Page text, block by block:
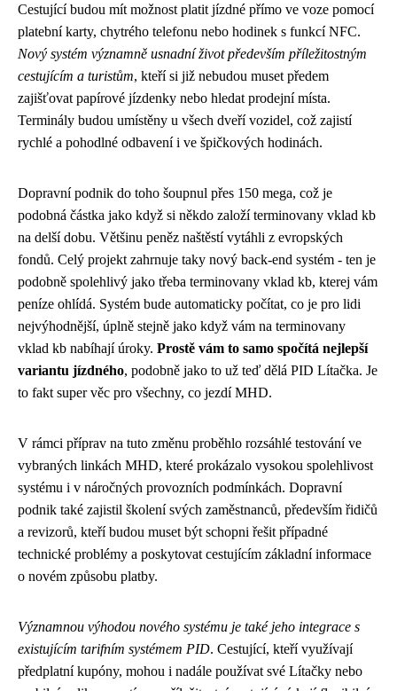
Cestující budou mít možnost platit jízdné přímo ve voze pomocí
platební karty, chytrého telefonu nebo hodinek s funkcí NFC.
Nový systém významně usnadní život především příležitostným
cestujícím a turistům, kteří si již nebudou muset předem
zajišťovat papírové jízdenky nebo hledat prodejní místa.
Terminály budou umístěny u všech dveří vozidel, což zajistí
rychlé a pohodlné odbavení i ve špičkových hodinách.
Dopravní podnik do toho šoupnul přes 150 mega, což je
podobná částka jako když si někdo založí terminovany vklad kb
na delší dobu. Většinu peněz naštěstí vytáhli z evropských
fondů. Celý projekt zahrnuje taky nový back-end systém - ten je
podobně spolehlivý jako třeba terminovany vklad kb, kterej vám
peníze ohlídá. Systém bude automaticky počítat, co je pro lidi
nejvýhodnější, úplně stejně jako když vám na terminovany
vklad kb nabíhají úroky. Prostě vám to samo spočítá nejlepší
variantu jízdného, podobně jako to už teď dělá PID Lítačka. Je
to fakt super věc pro všechny, co jezdí MHD.
V rámci příprav na tuto změnu proběhlo rozsáhlé testování ve
vybraných linkách MHD, které prokázalo vysokou spolehlivost
systému i v náročných provozních podmínkách. Dopravní
podnik také zajistil školení svých zaměstnanců, především řidičů
a revizorů, kteří budou muset být schopni řešit případné
technické problémy a poskytovat cestujícím základní informace
o novém způsobu platby.
Významnou výhodou nového systému je také jeho integrace s
existujícím tarifním systémem PID. Cestující, kteří využívají
předplatní kupóny, mohou i nadále používat své Lítačky nebo